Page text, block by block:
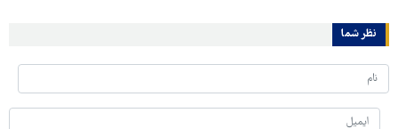
نظر شما